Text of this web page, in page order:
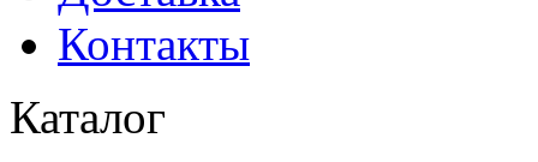
Контакты
Каталог